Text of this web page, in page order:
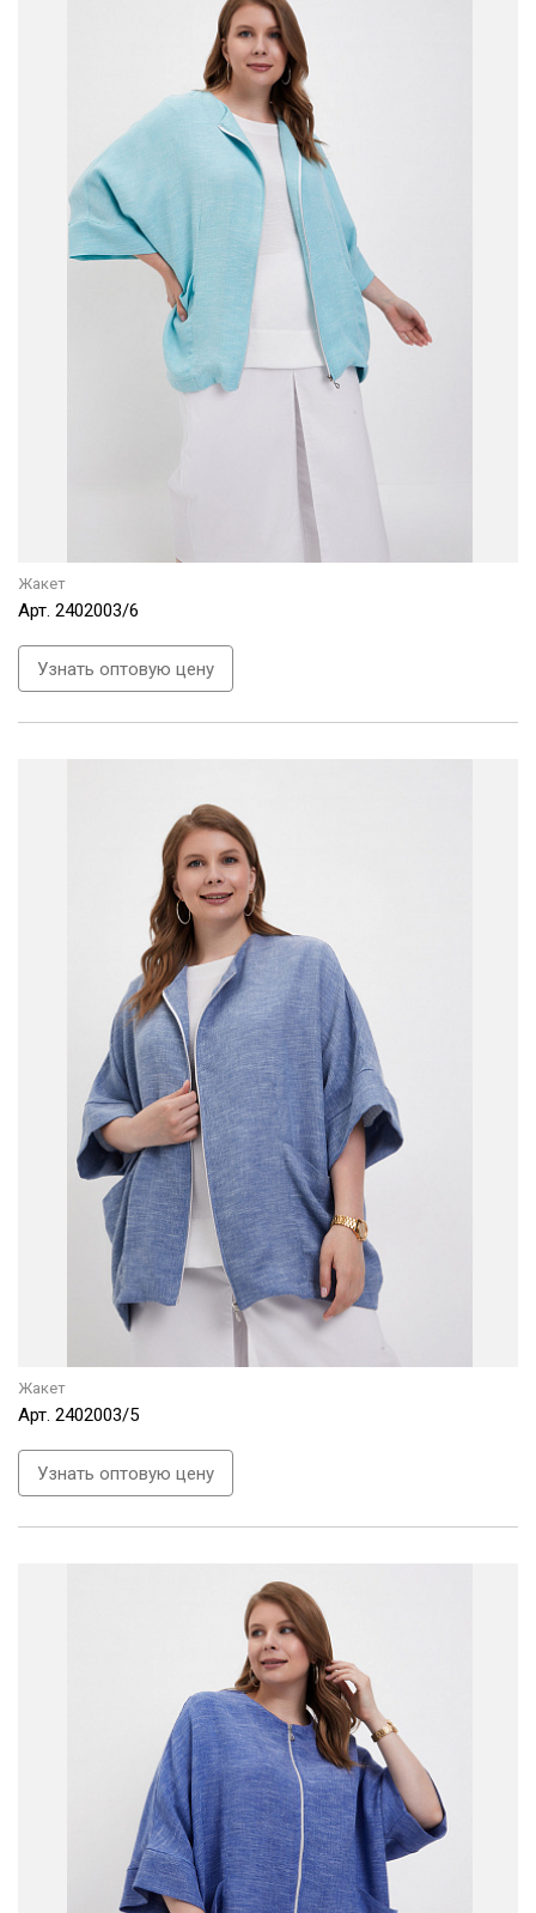
Жакет
Арт. 2402003/6
Узнать оптовую цену
Жакет
Арт. 2402003/5
Узнать оптовую цену